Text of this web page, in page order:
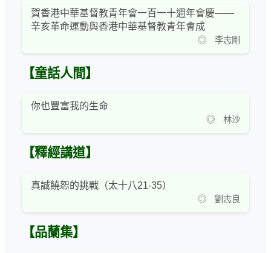
賀香港中華基督教青年會一百一十週年會慶——
辛亥革命運動與香港中華基督教青年會成
◎ 李志剛
【童話人間】
你也豐富我的生命
◎ 林沙
【釋經講道】
真誠饒恕的挑戰（太十八21-35）
◎ 劉志良
【品蘭集】